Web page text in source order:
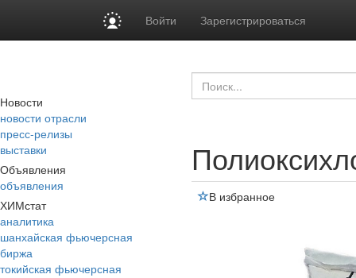
Войти Зарегистрироваться
Новости
новости отрасли
пресс-релизы
выставки
Объявления
объявления
ХИМстат
аналитика
шанхайская фьючерсная
биржа
токийская фьючерсная
В избранное